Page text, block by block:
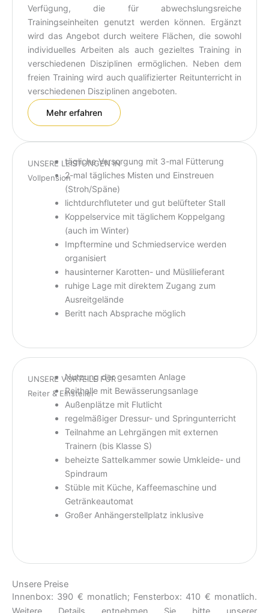
Verfügung, die für abwechslungsreiche
Trainingseinheiten genutzt werden können. Ergänzt
wird das Angebot durch weitere Flächen, die sowohl
individuelles Arbeiten als auch gezieltes Training in
verschiedenen Disziplinen ermöglichen. Neben dem
freien Training wird auch qualifizierter Reitunterricht in
verschiedenen Disziplinen angeboten.
Mehr erfahren
UNSERE LEISTUNGEN IN
Vollpension
tägliche Versorgung mit 3-mal Fütterung
2-mal tägliches Misten und Einstreuen
(Stroh/Späne)
lichtdurchfluteter und gut belüfteter Stall
Koppelservice mit täglichem Koppelgang
(auch im Winter)
Impftermine und Schmiedservice werden
organisiert
hausinterner Karotten- und Müslilieferant
ruhige Lage mit direktem Zugang zum
Ausreitgelände
Beritt nach Absprache möglich
UNSERE VORTEILE FÜR
Reiter & Einsteller
Nutzung der gesamten Anlage
Reithalle mit Bewässerungsanlage
Außenplätze mit Flutlicht
regelmäßiger Dressur- und Springunterricht
Teilnahme an Lehrgängen mit externen
Trainern (bis Klasse S)
beheizte Sattelkammer sowie Umkleide- und
Spindraum
Stüble mit Küche, Kaffeemaschine und
Getränkeautomat
Großer Anhängerstellplatz inklusive
Unsere Preise
Innenbox: 390 € monatlich; Fensterbox: 410 € monatlich.